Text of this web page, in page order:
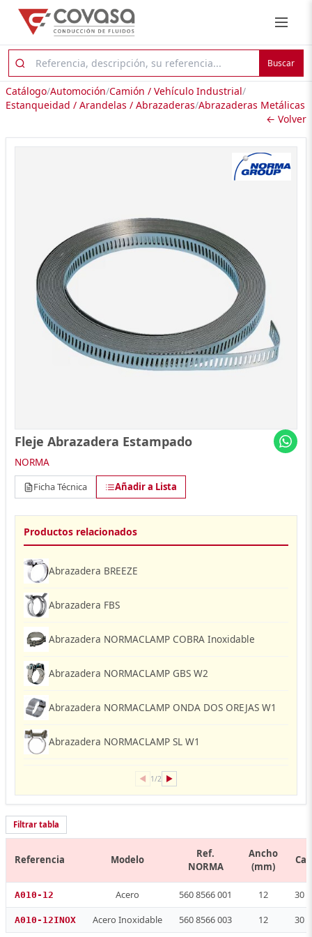
Buscar
Catálogo/Automoción/Camión / Vehículo Industrial/
Estanqueidad / Arandelas / Abrazaderas/Abrazaderas Metálicas
← Volver
Fleje Abrazadera Estampado
NORMA
Ficha Técnica Añadir a Lista
Productos relacionados
Abrazadera BREEZE
Abrazadera FBS
Abrazadera NORMACLAMP COBRA Inoxidable
Abrazadera NORMACLAMP GBS W2
Abrazadera NORMACLAMP ONDA DOS OREJAS W1
Abrazadera NORMACLAMP SL W1
◀ 1/2 ▶
Filtrar tabla
Referencia Modelo
Ref.
NORMA
Ancho
(mm)
A010-12 Acero 560 8566 001 12 30
A010-12INOX Acero Inoxidable 560 8566 003 12 30